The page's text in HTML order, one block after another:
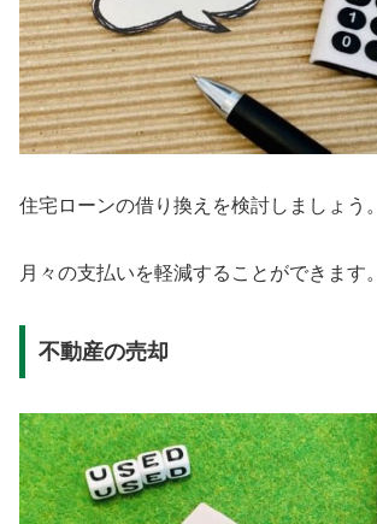
住宅ローンの借り換えを検討しましょう。
月々の支払いを軽減することができます。
不動産の売却